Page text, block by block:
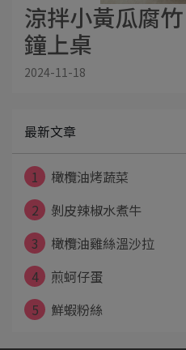
涼拌小黃瓜腐
鐘上桌
2024-11-18
最新文章
1
橄欖油烤蔬菜
2
剝皮辣椒水煮牛
3
橄欖油雞絲溫沙拉
4
煎蚵仔蛋
5
鮮蝦粉絲